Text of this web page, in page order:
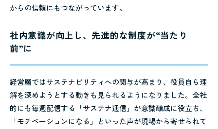
からの信頼にもつながっています。
社内意識が向上し、先進的な制度が“当たり
前”に
経営層ではサステナビリティへの関与が高まり、役員自ら理
解を深めようとする動きも見られるようになりました。全社
的にも毎週配信する「サステナ通信」が意識醸成に役立ち、
「モチベーションになる」といった声が現場から寄せられて